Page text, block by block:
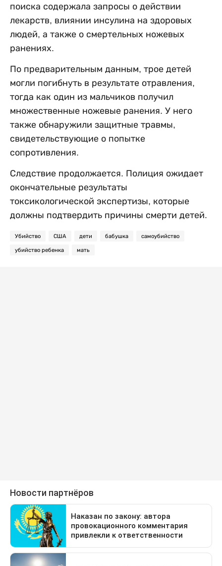
поиска содержала запросы о действии
лекарств, влиянии инсулина на здоровых
людей, а также о смертельных ножевых
ранениях.
По предварительным данным, трое детей
могли погибнуть в результате отравления,
тогда как один из мальчиков получил
множественные ножевые ранения. У него
также обнаружили защитные травмы,
свидетельствующие о попытке
сопротивления.
Следствие продолжается. Полиция ожидает
окончательные результаты
токсикологической экспертизы, которые
должны подтвердить причины смерти детей.
Убийство США дети бабушка самоубийство
убийство ребенка мать